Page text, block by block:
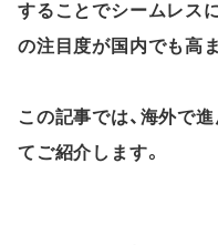
することでシームレス
の注目度が国内でも高
この記事では、海外で
てご紹介します。